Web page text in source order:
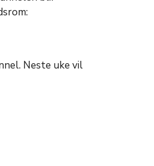
Neste uke vil